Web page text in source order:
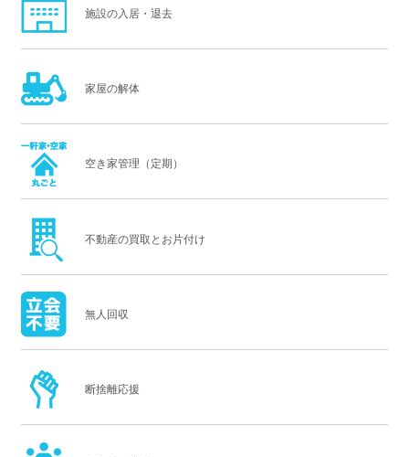
施設の入居・退去
家屋の解体
空き家管理（定期）
不動産の買取とお片付け
無人回収
断捨離応援